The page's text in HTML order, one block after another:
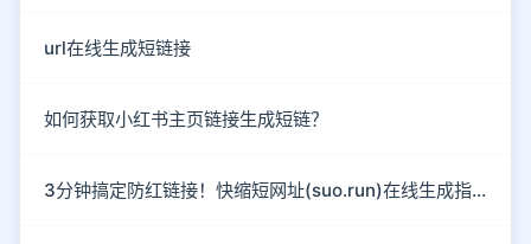
url在线生成短链接
如何获取小红书主页链接生成短链？
3分钟搞定防红链接！快缩短网址(suo.run)在线生成指南